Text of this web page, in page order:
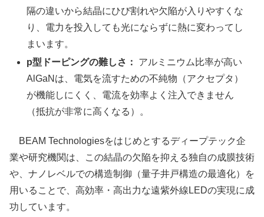
隔の違いから結晶にひび割れや欠陥が入りやすくな
り、電力を投入しても光にならずに熱に変わってし
まいます。
p型ドーピングの難しさ：
アルミニウム比率が高い
AlGaNは、電気を流すための不純物（アクセプタ）
が機能しにくく、電流を効率よく注入できません
（抵抗が非常に高くなる）。
BEAM Technologiesをはじめとするディープテック企
業や研究機関は、この結晶の欠陥を抑える独自の成膜技術
や、ナノレベルでの構造制御（量子井戸構造の最適化）を
用いることで、高効率・高出力な遠紫外線LEDの実現に成
功しています。